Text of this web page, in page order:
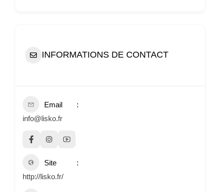
INFORMATIONS DE CONTACT
Email
info@lisko.fr
Site
http://lisko.fr/